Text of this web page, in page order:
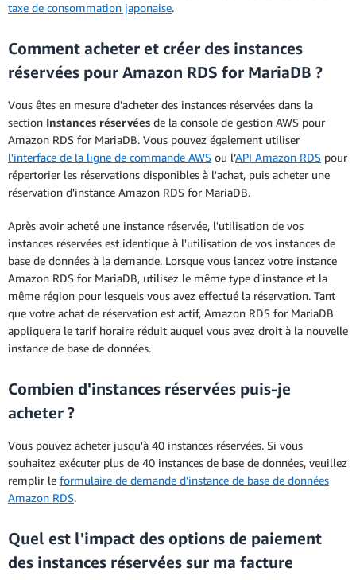
taxe de consommation japonaise.
Comment acheter et créer des instances
réservées pour Amazon RDS for MariaDB ?
Vous êtes en mesure d'acheter des instances réservées dans la
section Instances réservées de la console de gestion AWS pour
Amazon RDS for MariaDB. Vous pouvez également utiliser
l'interface de la ligne de commande AWS ou l’API Amazon RDS pour
répertorier les réservations disponibles à l'achat, puis acheter une
réservation d'instance Amazon RDS for MariaDB.
Après avoir acheté une instance réservée, l'utilisation de vos
instances réservées est identique à l'utilisation de vos instances de
base de données à la demande. Lorsque vous lancez votre instance
Amazon RDS for MariaDB, utilisez le même type d'instance et la
même région pour lesquels vous avez effectué la réservation. Tant
que votre achat de réservation est actif, Amazon RDS for MariaDB
appliquera le tarif horaire réduit auquel vous avez droit à la nouvelle
instance de base de données.
Combien d'instances réservées puis-je
acheter ?
Vous pouvez acheter jusqu'à 40 instances réservées. Si vous
souhaitez exécuter plus de 40 instances de base de données, veuillez
remplir le formulaire de demande d'instance de base de données
Amazon RDS.
Quel est l'impact des options de paiement
des instances réservées sur ma facture